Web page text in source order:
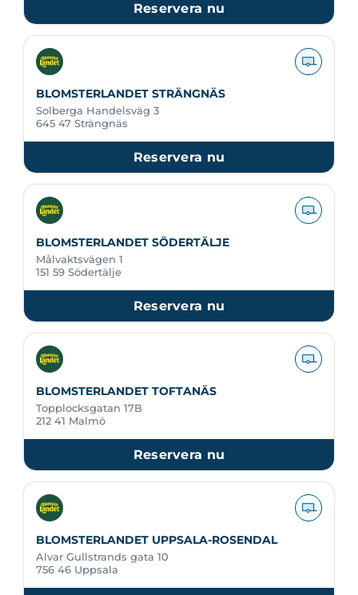
Reservera nu
BLOMSTERLANDET STRÄNGNÄS
Solberga Handelsväg 3
645 47 Strängnäs
Reservera nu
BLOMSTERLANDET SÖDERTÄLJE
Målvaktsvägen 1
151 59 Södertälje
Reservera nu
BLOMSTERLANDET TOFTANÄS
Topplocksgatan 17B
212 41 Malmö
Reservera nu
BLOMSTERLANDET UPPSALA-ROSENDAL
Alvar Gullstrands gata 10
756 46 Uppsala